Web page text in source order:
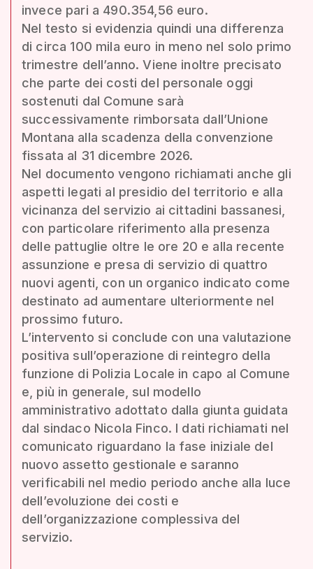
invece pari a 490.354,56 euro.
Nel testo si evidenzia quindi una differenza
di circa 100 mila euro in meno nel solo primo
trimestre dell’anno. Viene inoltre precisato
che parte dei costi del personale oggi
sostenuti dal Comune sarà
successivamente rimborsata dall’Unione
Montana alla scadenza della convenzione
fissata al 31 dicembre 2026.
Nel documento vengono richiamati anche gli
aspetti legati al presidio del territorio e alla
vicinanza del servizio ai cittadini bassanesi,
con particolare riferimento alla presenza
delle pattuglie oltre le ore 20 e alla recente
assunzione e presa di servizio di quattro
nuovi agenti, con un organico indicato come
destinato ad aumentare ulteriormente nel
prossimo futuro.
L’intervento si conclude con una valutazione
positiva sull’operazione di reintegro della
funzione di Polizia Locale in capo al Comune
e, più in generale, sul modello
amministrativo adottato dalla giunta guidata
dal sindaco Nicola Finco. I dati richiamati nel
comunicato riguardano la fase iniziale del
nuovo assetto gestionale e saranno
verificabili nel medio periodo anche alla luce
dell’evoluzione dei costi e
dell’organizzazione complessiva del
servizio.